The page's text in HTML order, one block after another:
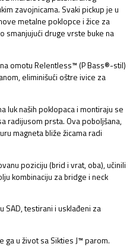
zavojnicama. Svaki pickup je u
metalne poklopce i žice za
smanjujući druge vrste buke na
omotu Relentless™ (P Bass®-stil)
eliminišući oštre ivice za
luk naših poklopaca i montiraju se
radijusom prsta. Ova poboljšana,
magneta bliže žicama radi
poziciju (brid i vrat, oba), učinili
kombinaciju za bridge i neck
SAD, testirani i usklađeni za
u život sa Sikties J™ parom.